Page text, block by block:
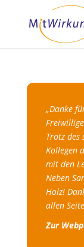
„Danke
Trotz des
Kollegen
mit den
Neben
Holz!
allen
Zur